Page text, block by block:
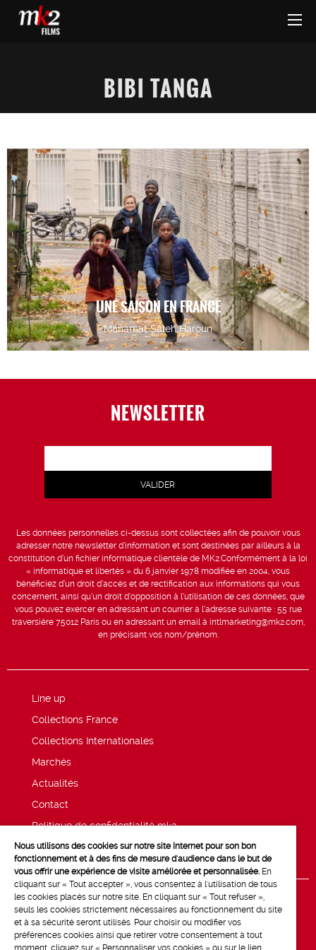
BIBI TANGA
UNE SAISON EN FRANCE
Mahamat Saleh Haroun
NEWSLETTER
Les données personnelles ci-dessus sont collectées afin de pouvoir vous
adresser notre newsletter d’information et sont destinées par ailleurs à la
constitution d’un fichier informatique clientèle de MK2.Conformément à la loi
« informatique et libertés » du 6 janvier 1978 modifiée en 2004, vous
bénéficiez d’un droit d’accès et de rectification aux informations qui vous
concernent, ainsi qu’un droit d’opposition à l’utilisation de ces données, que
vous pouvez exercer en adressant un courrier à l’adresse suivante : 55 rue
traversière 75012 Paris ou en adressant un email à intlmarketing@mk2.com,
en précisant vos nom/prénom.
Line up
Collections France
Collections Internationales
Marchés
Actualités
Contact
Politique de confidentialité mk2
Mentions légales
Nous utilisons des cookies sur notre site Internet pour son bon
fonctionnement et à des fins de mesure d'audience dans le but de
vous offrir une expérience de visite améliorée et personnalisée. En
cliquant sur « Tout accepter », vous consentez à l'utilisation de tous
les cookies placés sur notre site. En cliquant sur « Tout refuser »,
seuls les cookies strictement nécessaires au fonctionnement du site
et à sa sécurité seront utilisés. Pour choisir ou modifier vos
préférences cookies ainsi que retirer votre consentement à tout
moment, cliquez sur « Personnaliser vos cookies » ou sur le lien